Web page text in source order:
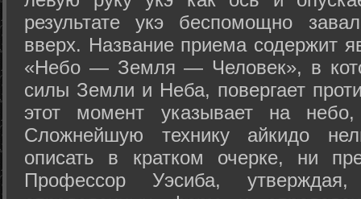
результате укэ беспомощно
вверх. Название приема содержит
«Небо — Земля — Человек», в
силы Земли и Неба, повергает
этот момент указывает на
Сложнейшую технику айкидо
описать в кратком очерке, ни
Профессор Уэсиба,